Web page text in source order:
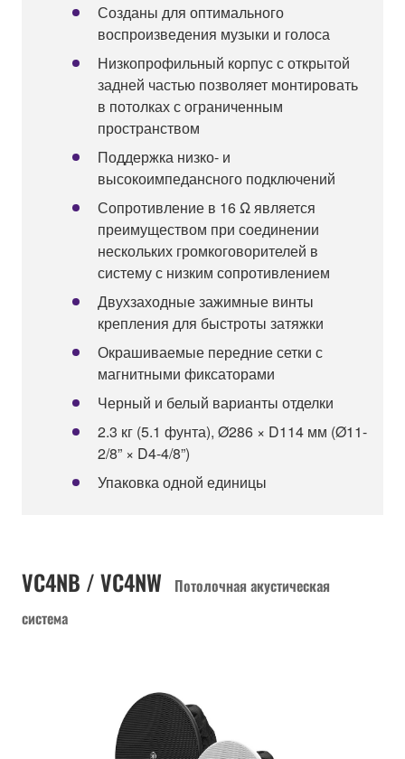
Созданы для оптимального
воспроизведения музыки и голоса
Низкопрофильный корпус с открытой
задней частью позволяет монтировать
в потолках с ограниченным
пространством
Поддержка низко- и
высокоимпедансного подключений
Сопротивление в 16 Ω является
преимуществом при соединении
нескольких громкоговорителей в
систему с низким сопротивлением
Двухзаходные зажимные винты
крепления для быстроты затяжки
Окрашиваемые передние сетки с
магнитными фиксаторами
Черный и белый варианты отделки
2.3 кг (5.1 фунта), Ø286 × D114 мм (Ø11-
2/8” × D4-4/8”)
Упаковка одной единицы
VC4NB / VC4NW
Потолочная акустическая
система